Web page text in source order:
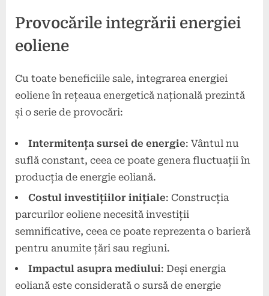
Provocările integrării energiei
eoliene
Cu toate beneficiile sale, integrarea energiei
eoliene în rețeaua energetică națională prezintă
și o serie de provocări:
Intermitența sursei de energie: Vântul nu
suflă constant, ceea ce poate genera fluctuații în
producția de energie eoliană.
Costul investițiilor inițiale: Construcția
parcurilor eoliene necesită investiții
semnificative, ceea ce poate reprezenta o barieră
pentru anumite țări sau regiuni.
Impactul asupra mediului: Deși energia
eoliană este considerată o sursă de energie